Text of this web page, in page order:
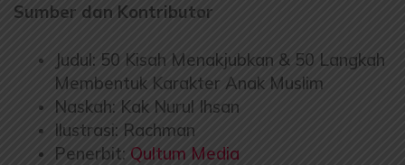
Sumber dan Kontributor
Judul: 50 Kisah Menakjubkan & 50 Langkah
Membentuk Karakter Anak Muslim
Naskah: Kak Nurul Ihsan
Ilustrasi: Rachman
Penerbit: Qultum Media